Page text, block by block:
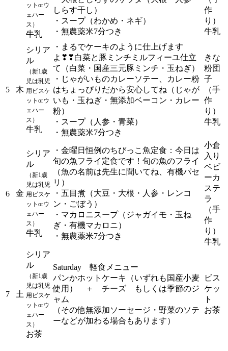
ットorウ
ェハー
ス）
牛乳
しらす干し）
・スープ（わかめ・ネギ）
・無農薬米7分つき
作
り）
牛乳
5 木
シリア
ル
（新1歳
児は乳児
用ビスケ
ットorウ
ェハー
ス）
牛乳
・まるでケーキのように仕上げます
よ❣❣白菜と豚ミンチミルフィーユ仕立
て（白菜・国産三元豚ミンチ・玉ねぎ）
・じゃがいものカレーソテー、カレー粉
はちょっぴりだから安心してね（じゃが
いも・玉ねぎ・無添加ベーコン・カレー
粉）
・スープ（人参・青菜）
・無農薬米7分つき
きな
粉団
子
（手
作
り）
牛乳
6 金
シリア
ル
（新1歳
児は乳児
用ビスケ
ットorウ
ェハー
ス）
牛乳
・金曜日恒例のちびっこ魚定食：今日は
旬の魚フライ定食です！旬の魚のフライ
（魚の名前は先生に聞いてね、有機パセ
リ）
・五目煮（大豆・大根・人参・レンコ
ン・ごぼう）
・マカロニスープ（ジャガイモ・玉ね
ぎ・有機マカロニ）
・無農薬米7分つき
小倉
入り
ベビ
ーカ
ステ
ラ
（手
作
り）
牛乳
7 土
シリア
ル
（新1歳
児は乳児
用ビスケ
ットorウ
ェハー
ス）
お茶
Saturday 軽食メニュー
パンかホットケーキ（いずれも国産小麦
使用） ＋ チーズ もしくは季節のジ
ャム
（その他無添加ソーセージ・野菜のソテ
ーなどが加わる場合もあります）
ビス
ケッ
ト
お茶